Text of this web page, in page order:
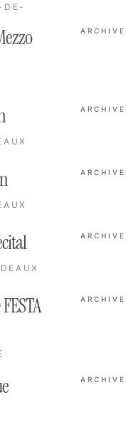
DE-
ARCHIVE
ARCHIVE
ARCHIVE
ARCHIVE
ARCHIVE
ARCHIVE